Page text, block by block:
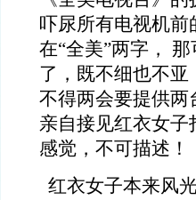
吓尿所有电视机
在“全美”两字，
了，既不细也不亚
不得两会要提供两
亲自接见红衣女
感觉，不可描述！
红衣女子本来风